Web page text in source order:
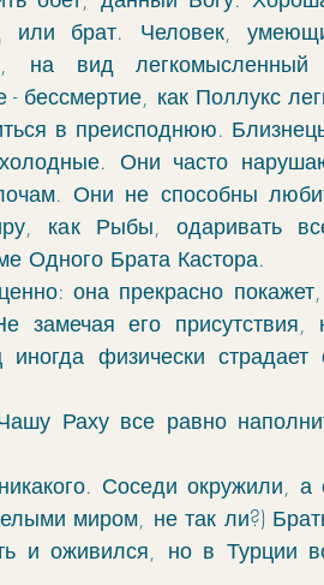
или брат. Человек,
на вид
бессмертие, как Поллукс
в преисподнюю.
Они часто
Они не способны
как Рыбы, одаривать
Одного Брата Кастора.
она прекрасно
его присутствия,
физически страдает
Раху все равно
Соседи окружили, а
миром, не так ли?)
и оживился, но в Турции